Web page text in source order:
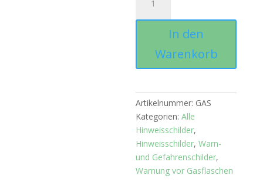
Warnung
vor
Gasflaschen
Menge
In den
Warenkorb
Artikelnummer: GAS
Kategorien:Alle
Hinweisschilder,
Hinweisschilder,Warn-
und Gefahrenschilder,
Warnung vor Gasflaschen